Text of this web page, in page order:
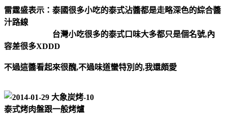
雷霆盛表示：泰國很多小吃的泰式沾醬都是走略深色的綜合醬
汁路線
台灣小吃很多的泰式口味大多都只是個名號,內
容差很多XDDD
不過這醬看起來很醜,不過味道蠻特別的,我還頗愛
泰式烤肉盤跟一般烤爐